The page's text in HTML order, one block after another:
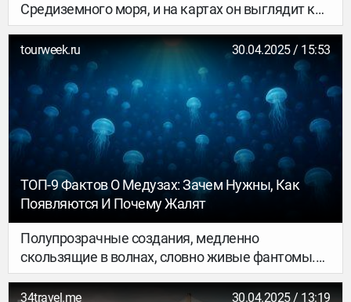
Средиземного моря, и на картах он выглядит как
идеальное место для отдыха. Но реальность
сложнее — страна остаётся недооценённым и
слаборазвитым туристическим направлением в
пляжном смысле.
tourweek.ru 30.04.2025 / 15:53
ТОП-9 Фактов О Медузах: Зачем Нужны, Как
Появляются И Почему Жалят
Полупрозрачные создания, медленно
скользящие в волнах, словно живые фантомы.
Они очаровывают, пугают и поражают
воображение. Но зачем нужны медузы, как они
34travel.me 30.04.2025 / 13:19